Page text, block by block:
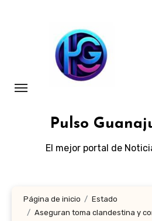
Pulso
El mejor portal de
Página de inicio
Estado
Aseguran toma clandestina y